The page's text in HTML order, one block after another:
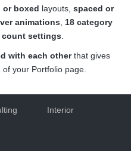
boxed layouts, spaced or
animations 18 category
count settings
with each otherthat gives
of your Portfolio page.
Interior